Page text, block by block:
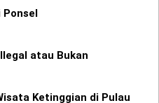
Ponsel
atau Bukan
Ketinggian di Pulau